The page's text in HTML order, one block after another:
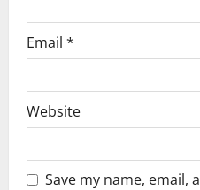
Email *
Website
Save my name, email,